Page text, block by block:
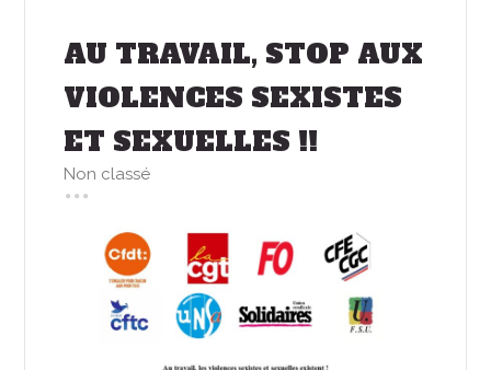
AU TRAVAIL, STOP AUX
VIOLENCES SEXISTES
ET SEXUELLES !!
Non classé